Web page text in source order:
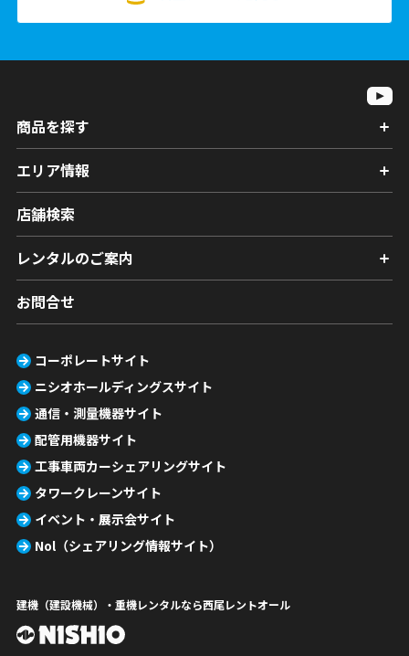
商品を探す
エリア情報
店舗検索
レンタルのご案内
お問合せ
コーポレートサイト
ニシオホールディングスサイト
通信・測量機器サイト
配管用機器サイト
工事車両カーシェアリングサイト
タワークレーンサイト
イベント・展示会サイト
Nol（シェアリング情報サイト）
建機（建設機械）・重機レンタルなら西尾レントオール